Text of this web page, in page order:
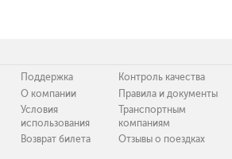
Поддержка
О компании
Условия
использования
Возврат билета
Контроль качества
Правила и документы
Транспортным
компаниям
Отзывы о поездках